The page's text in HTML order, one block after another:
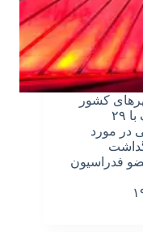
کشور
به رنگ قرمز درآمد، ۱۸ آوریل مصادف با ۲۹
در مورد
عضو فدراسیون